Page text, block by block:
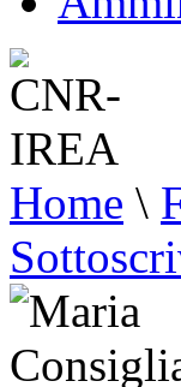
Home \